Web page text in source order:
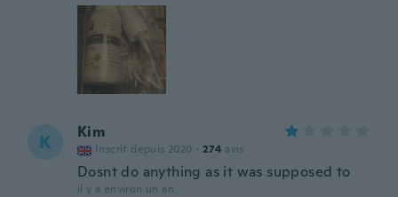
K Kim
Inscrit depuis 2020 · 274 avis
Dosnt do anything as it was supposed to
il y a environ un an